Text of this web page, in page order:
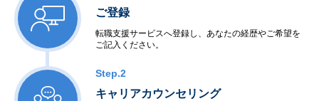
ご登録
転職支援サービスへ登録し、あなたの経歴やご希望を
ご記入ください。
Step.2
キャリアカウンセリング